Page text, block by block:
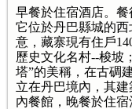
早餐於住宿酒店。餐
它位於丹巴縣城的西
意，藏寨現有住戶
歷史文化名村--梭坡
塔”的美稱，在古碉
立在丹巴境內，其
內餐館，晚餐於住宿